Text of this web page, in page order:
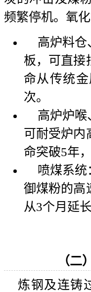
频繁停机。氧
高炉料仓
板，可直接
命从传统
次。
高炉炉喉
可耐受炉内
命突破5年
喷煤系统
御煤粉的高
从3个月延
（二
炼钢及连铸